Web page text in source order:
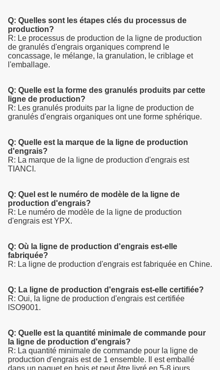
Q: Quelles sont les étapes clés du processus de
production?
R: Le processus de production de la ligne de production
de granulés d'engrais organiques comprend le
concassage, le mélange, la granulation, le criblage et
l'emballage.
Q: Quelle est la forme des granulés produits par cette
ligne de production?
R: Les granulés produits par la ligne de production de
granulés d'engrais organiques ont une forme sphérique.
Q: Quelle est la marque de la ligne de production
d'engrais?
R: La marque de la ligne de production d'engrais est
TIANCI.
Q: Quel est le numéro de modèle de la ligne de
production d'engrais?
R: Le numéro de modèle de la ligne de production
d'engrais est YPX.
Q: Où la ligne de production d'engrais est-elle
fabriquée?
R: La ligne de production d'engrais est fabriquée en Chine.
Q: La ligne de production d'engrais est-elle certifiée?
R: Oui, la ligne de production d'engrais est certifiée
ISO9001.
Q: Quelle est la quantité minimale de commande pour
la ligne de production d'engrais?
R: La quantité minimale de commande pour la ligne de
production d'engrais est de 1 ensemble. Il est emballé